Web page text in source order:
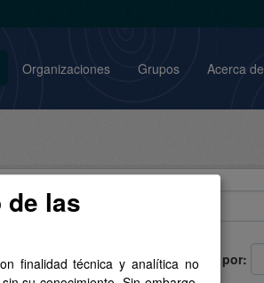
Organizaciones Grupos Acerca de
Ordenar por
las
finalidad técnica y analítica no